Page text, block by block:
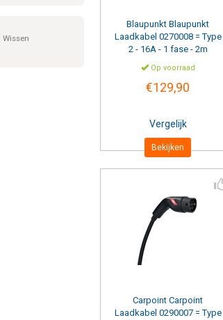
Wissen
Blaupunkt Blaupunkt
Laadkabel 0270008 = Type
2 - 16A - 1 fase - 2m
Op voorraad
€129,90
Vergelijk
Bekijken
Carpoint Carpoint
Laadkabel 0290007 = Type